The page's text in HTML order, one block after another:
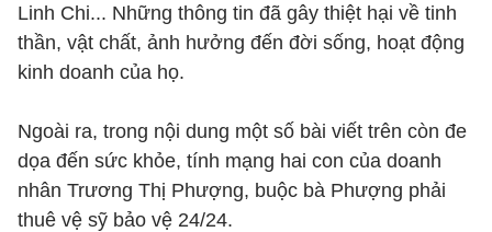
Linh Chi... Những thông tin đã gây thiệt hại về tinh
thần, vật chất, ảnh hưởng đến đời sống, hoạt động
kinh doanh của họ.
Ngoài ra, trong nội dung một số bài viết trên còn đe
dọa đến sức khỏe, tính mạng hai con của doanh
nhân Trương Thị Phượng, buộc bà Phượng phải
thuê vệ sỹ bảo vệ 24/24.